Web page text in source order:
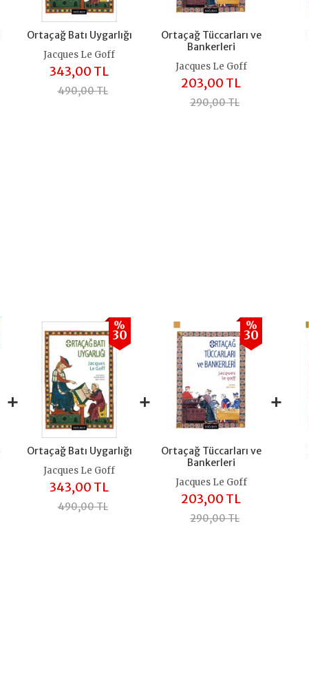
Ortaçağ Batı Uygarlığı
Jacques Le Goff
343,00 TL
490,00 TL
Ortaçağ Tüccarları ve
Bankerleri
Jacques Le Goff
203,00 TL
290,00 TL
+
Ortaçağ Batı Uygarlığı
%
30
Jacques Le Goff
343,00 TL
490,00 TL
+
Ortaçağ Tüccarları ve
Bankerleri
%
30
Jacques Le Goff
203,00 TL
290,00 TL
+